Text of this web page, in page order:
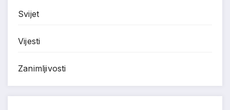
Svijet
Vijesti
Zanimljivosti